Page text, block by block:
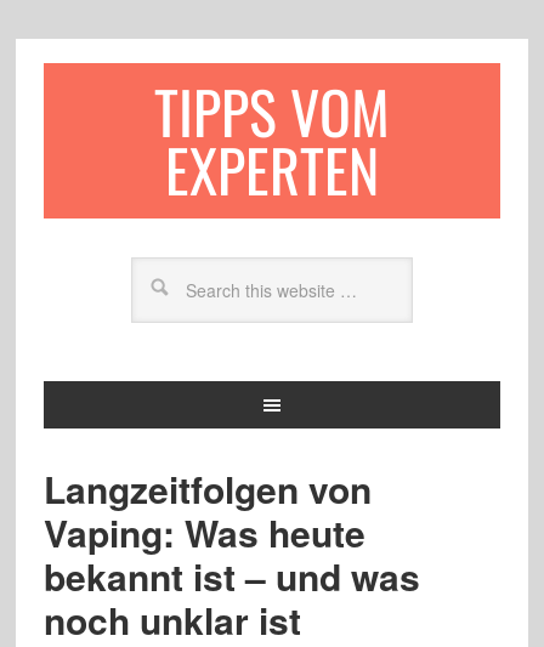
TIPPS VOM
EXPERTEN
Langzeitfolgen von
Vaping: Was heute
bekannt ist – und was
noch unklar ist